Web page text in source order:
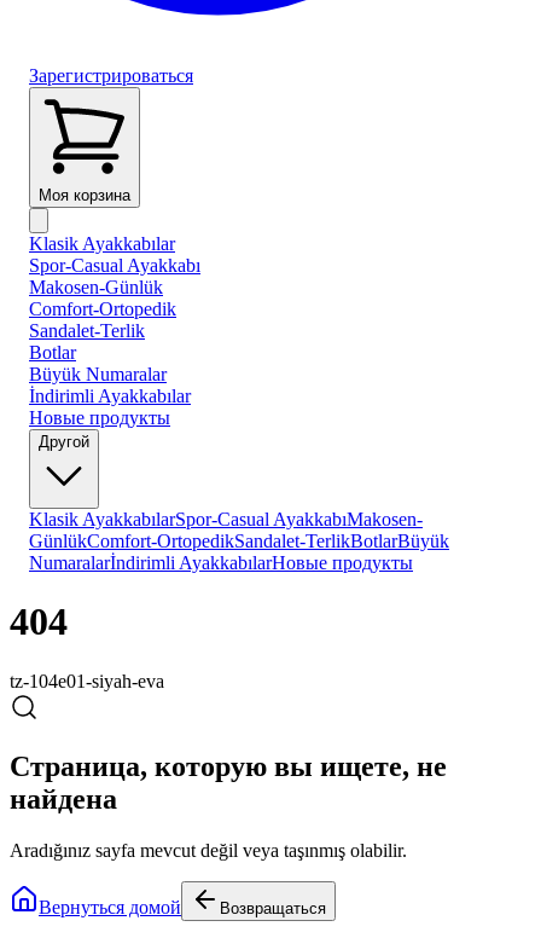
Зарегистрироваться
Моя корзина
Klasik Ayakkabılar
Spor-Casual Ayakkabı
Makosen-Günlük
Comfort-Ortopedik
Sandalet-Terlik
Botlar
Büyük Numaralar
İndirimli Ayakkabılar
Новые продукты
Другой
Klasik AyakkabılarSpor-Casual AyakkabıMakosen-
GünlükComfort-OrtopedikSandalet-TerlikBotlarBüyük
Numaralarİndirimli AyakkabılarНовые продукты
404
tz-104e01-siyah-eva
Страница, которую вы ищете, не
найдена
Aradığınız sayfa mevcut değil veya taşınmış olabilir.
Вернуться домой Возвращаться